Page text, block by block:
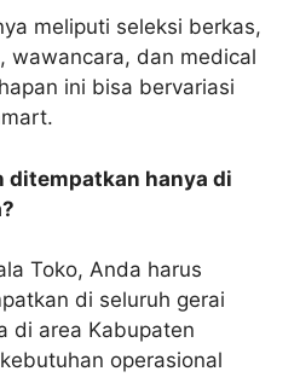
meliputi seleksi berkas,
wawancara, dan medical
ini bisa bervariasi
ditempatkan hanya di
Toko, Anda harus
di seluruh gerai
di area Kabupaten
operasional